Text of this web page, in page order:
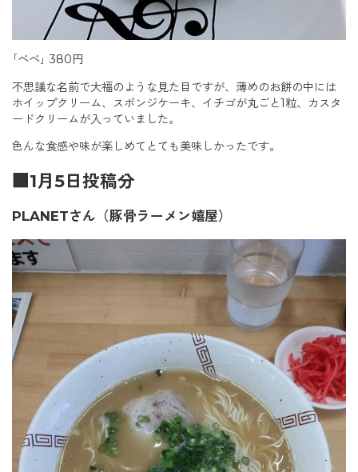
｢べべ｣ 380円
不思議な名前で大福のような見た目ですが、薄めのお餅の中には
ホイップクリーム、スポンジケーキ、イチゴが丸ごと1粒、カスタ
ードクリームが入っていました。
色んな食感や味が楽しめてとても美味しかったです。
■1月5日投稿分
PLANETさん（豚骨ラーメン嬉屋）